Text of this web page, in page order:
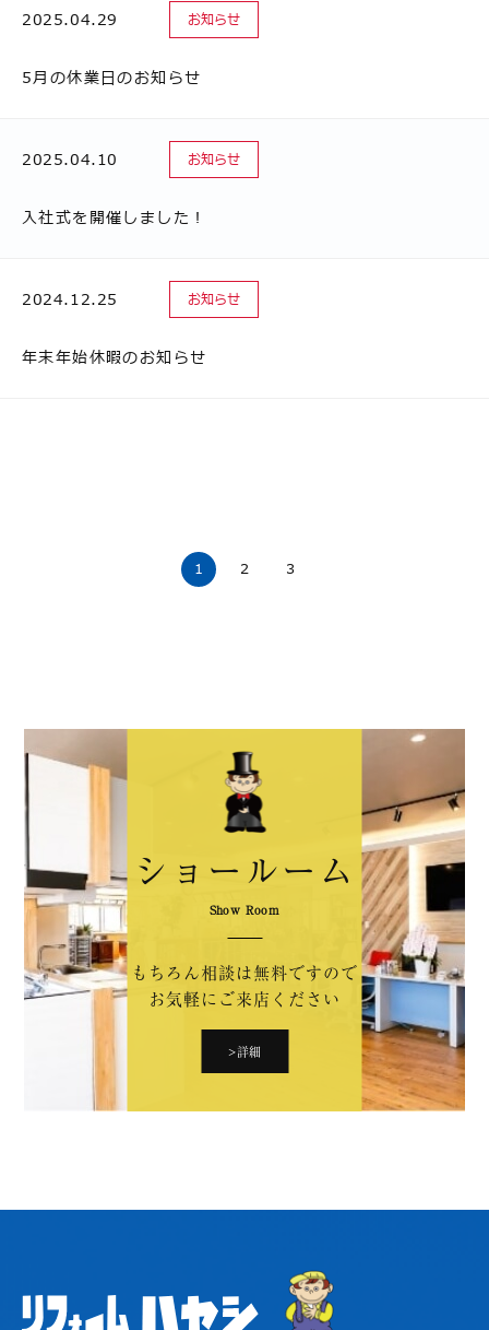
2025.04.29 お知らせ
5月の休業日のお知らせ
2025.04.10 お知らせ
入社式を開催しました！
2024.12.25 お知らせ
年末年始休暇のお知らせ
1 2 3
ショールーム
Show Room
もちろん相談は無料ですので
お気軽にご来店ください
>詳細